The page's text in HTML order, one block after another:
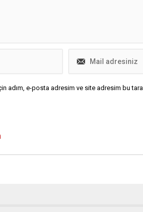
adım, e-posta adresim ve site adresim bu